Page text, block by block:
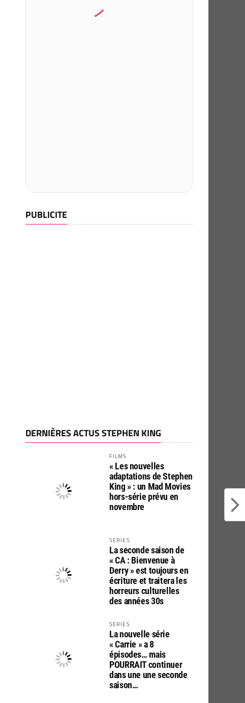
PUBLICITE
DERNIÈRES ACTUS STEPHEN KING
FILMS
« Les nouvelles
adaptations de Stephen
King » : un Mad Movies
hors-série prévu en
novembre
SERIES
La seconde saison de
« CA : Bienvenue à
Derry » est toujours en
écriture et traitera les
horreurs culturelles
des années 30s
SERIES
La nouvelle série
« Carrie » a 8
épisodes… mais
POURRAIT continuer
dans une une seconde
saison…